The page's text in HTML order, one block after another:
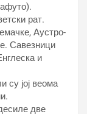
рат.
Аустро-
Савезници
и
су јој веома
две